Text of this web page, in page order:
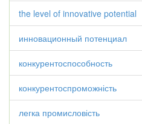
the level of innovative potential
инновационный потенциал
конкурентоспособность
конкурентоспроможність
легка промисловість